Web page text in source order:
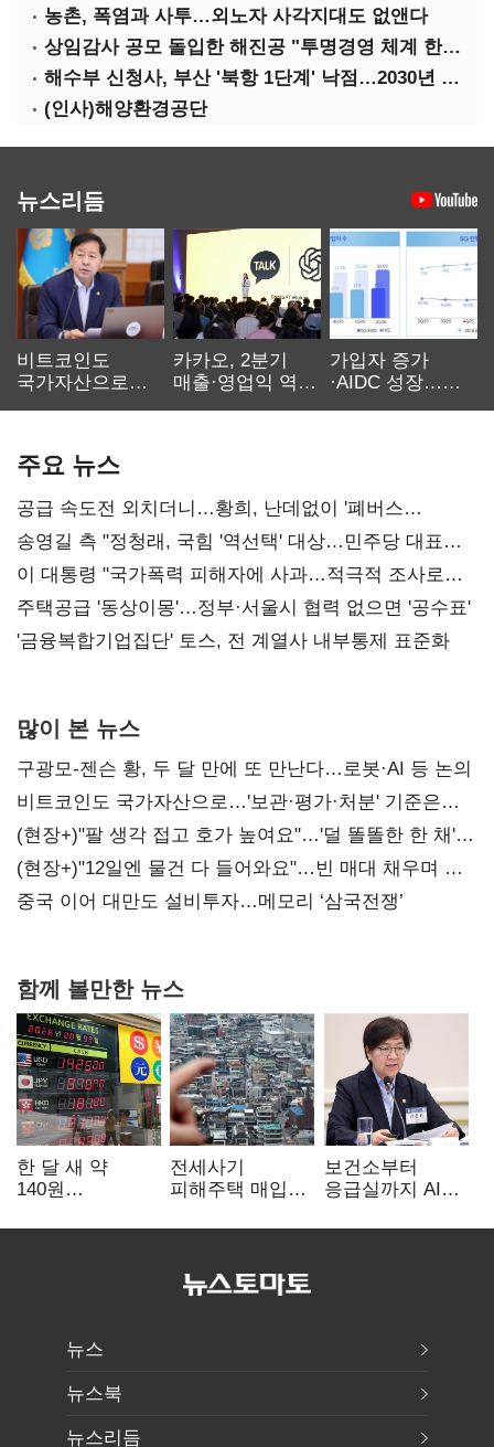
농촌, 폭염과 사투…외노자 사각지대도 없앤다
상임감사 공모 돌입한 해진공 "투명경영 체계 한층 강화"
해수부 신청사, 부산 '북항 1단계' 낙점…2030년 완공 목표
(인사)해양환경공단
뉴스리듬
비트코인도
국가자산으로…'
카카오, 2분기
매출·영업익 역대
가입자 증가
·AIDC 성장…
주요 뉴스
공급 속도전 외치더니…황희, 난데없이 '폐버스
리모델링' 제안
송영길 측 "정청래, 국힘 '역선택' 대상…민주당 대표로
총선 지휘 못해"
이 대통령 "국가폭력 피해자에 사과…적극적 조사로
진실 밝혀야"
주택공급 '동상이몽'…정부·서울시 협력 없으면 '공수표'
'금융복합기업집단' 토스, 전 계열사 내부통제 표준화
많이 본 뉴스
구광모-젠슨 황, 두 달 만에 또 만난다…로봇·AI 등 논의
비트코인도 국가자산으로…'보관·평가·처분' 기준은
숙제
(현장+)"팔 생각 접고 호가 높여요"…'덜 똘똘한 한 채'
20억 키맞추기
(현장+)"12일엔 물건 다 들어와요"…빈 매대 채우며 문
연 홈플러스
중국 이어 대만도 설비투자…메모리 ‘삼국전쟁’
함께 볼만한 뉴스
한 달 새 약
140원
엔저'에 원화
전세사기
피해주택 매입
누적 피해자
보건소부터
응급실까지 AI
혁신 본격화
뉴스
뉴스북
뉴스리듬